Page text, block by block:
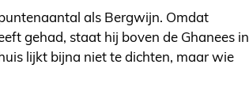
als Bergwijn. Omdat
gehad, staat hij boven de Ghanees in
lijkt bijna niet te dichten, maar wie